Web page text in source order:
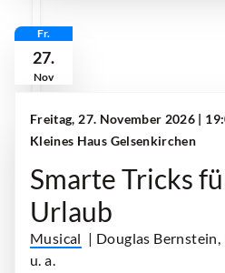
Fr.
27.
Nov
Freitag, 27. November 2026 |
Kleines Haus Gelsenkirchen
Smarte Tricks
Urlaub
Musical | Douglas Bernstein,
u. a.